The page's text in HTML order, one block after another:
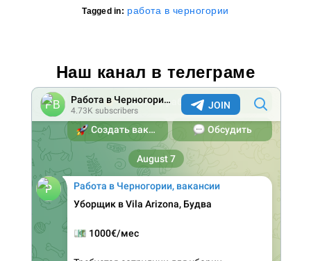
Tagged in: работа в черногории
Наш канал в телеграме